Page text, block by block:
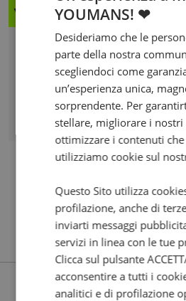
Valore futuro garantito
TRIUMPH Tiger
Sport Abs my22
2024 | 7300 km | 660 cc | 81 Hp | 60
7.890 €
YOUMANS! ❤
Desideriamo che le
parte della nostra
scegliendoci come
un’esperienza unica,
sorprendente. Per
stellare, migliorare i nostri
ottimizzare i contenuti
utilizziamo cookie sul
Questo Sito utilizza
profilazione, anche di
inviarti messaggi
servizi in linea con le tue
Clicca sul pulsante
acconsentire a tutti i
analitici e di profilazione